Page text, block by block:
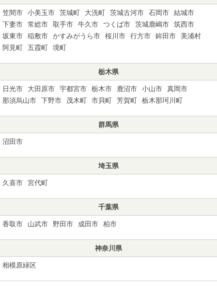
笠間市 小美玉市 茨城町 大洗町 茨城古河市 石岡市
結城市
下妻市
常総市 取手市 牛久市 つくば市 茨城鹿嶋市
筑西市
坂東市
稲敷市 かすみがうら市 桜川市 行方市 鉾田市
美浦村
阿見町
五霞町 境町
栃木県
日光市 大田原市 宇都宮市 栃木市 鹿沼市 小山市
真岡市
那須烏山市
下野市 茂木町 市貝町 芳賀町 栃木那珂川町
群馬県
沼田市
埼玉県
久喜市 宮代町
千葉県
香取市 山武市 野田市 成田市 柏市
神奈川県
相模原緑区